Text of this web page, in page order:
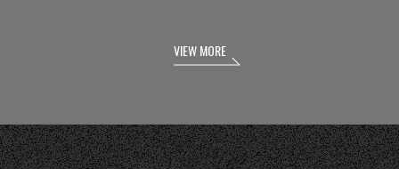
VIEW MORE